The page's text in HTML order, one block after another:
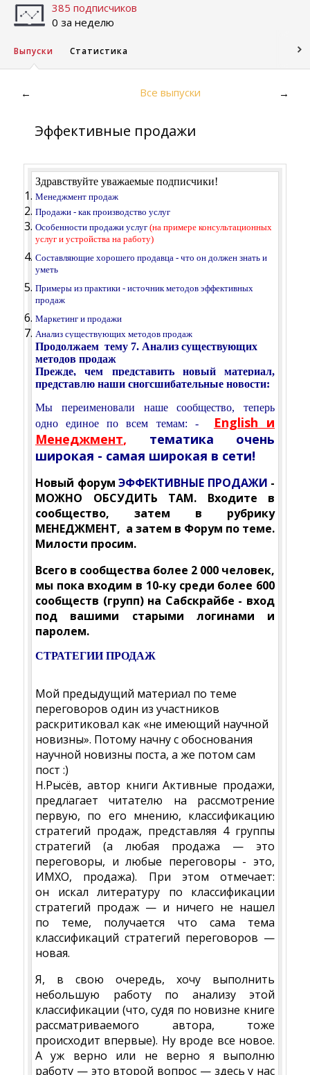
385 подписчиков
0 за неделю
Выпуски Статистика
← Все выпуски →
Эффективные продажи
Здравствуйте уважаемые подписчики!
Менеджмент продаж
Продажи - как производство услуг
Особенности продажи услуг (на примере консультационных
услуг и устройства на работу)
Составляющие хорошего продавца - что он должен знать и
уметь
Примеры из практики - источник методов эффективных
продаж
Маркетинг и продажи
Анализ существующих методов продаж
Продолжаем тему 7. Анализ существующих
методов продаж
Прежде, чем представить новый материал,
представлю наши сногсшибательные новости:
Мы переименовали наше сообщество, теперь
одно единое по всем темам: -
English и
Менеджмент, тематика очень
широкая - самая широкая в сети!
Новый форум ЭФФЕКТИВНЫЕ ПРОДАЖИ -
МОЖНО ОБСУДИТЬ ТАМ. Входите в
сообщество, затем в рубрику
МЕНЕДЖМЕНТ, а затем в Форум по теме.
Милости просим.
Всего в сообщества более 2 000 человек,
мы пока входим в 10-ку среди более 600
сообществ (групп) на Сабскрайбе - вход
под вашими старыми логинами и
паролем.
СТРАТЕГИИ ПРОДАЖ
Мой предыдущий материал по теме
переговоров один из участников
раскритиковал как «не имеющий научной
новизны». Потому начну с обоснования
научной новизны поста, а же потом сам
пост :)
Н.Рысёв, автор книги Активные продажи,
предлагает читателю на рассмотрение
первую, по его мнению, классификацию
стратегий продаж, представляя 4 группы
стратегий (а любая продажа — это
переговоры, и любые переговоры - это,
ИМХО, продажа). При этом отмечает:
он искал литературу по классификации
стратегий продаж — и ничего не нашел
по теме, получается что сама тема
классификаций стратегий переговоров —
новая.
Я, в свою очередь, хочу выполнить
небольшую работу по анализу этой
классификации (что, судя по новизне книге
рассматриваемого автора, тоже
происходит впервые). Ну вроде все новое.
А уж верно или не верно я выполню
работу — это второй вопрос — здесь у нас